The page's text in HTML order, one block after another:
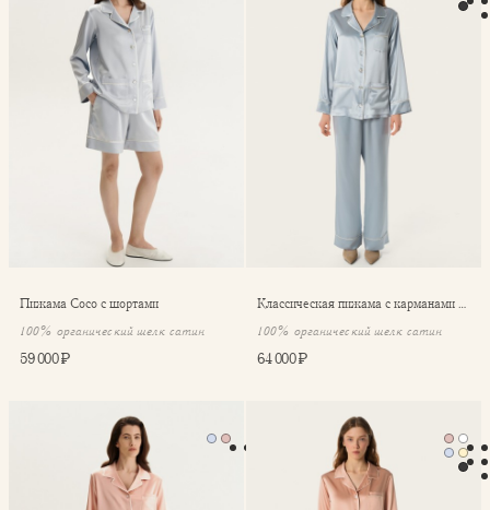
Пижама Coco с шортами
100% органический шелк сатин
59 000 ₽
Классическая пижама с карманами Coco
100% органический шелк сатин
64 000 ₽
Пижама Coco с шортами Классическая пижама с